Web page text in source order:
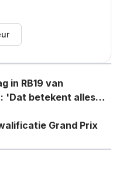
in RB19 van
'Dat betekent alles
Grand Prix